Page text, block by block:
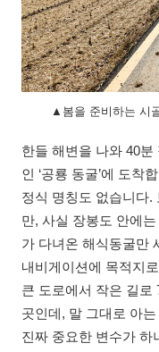
▲봄을 준비하는 시
한들 해변을 나와 40
인 ‘공룡 동굴’에 도착
정식 명칭도 없습니다.
만, 사실 장봉도 안에
가 다녀온 해식동굴만
내비게이션에 목적지
큰 도로에서 작은 길로
곳인데, 말 그대로 아
진짜 중요한 변수가 하